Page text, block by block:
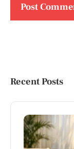
Recent Posts